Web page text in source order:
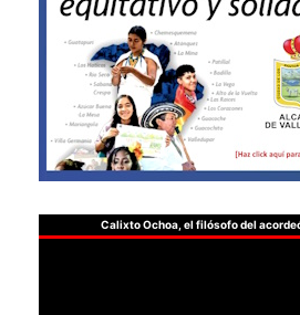
Calixto Ochoa, el filósofo del